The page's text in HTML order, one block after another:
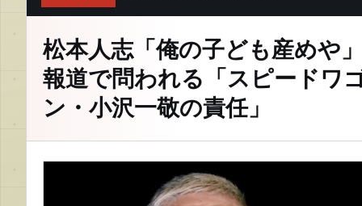
松本人志「俺の子ども産めや
報道で問われる「スピードワ
ン・小沢一敬の責任」